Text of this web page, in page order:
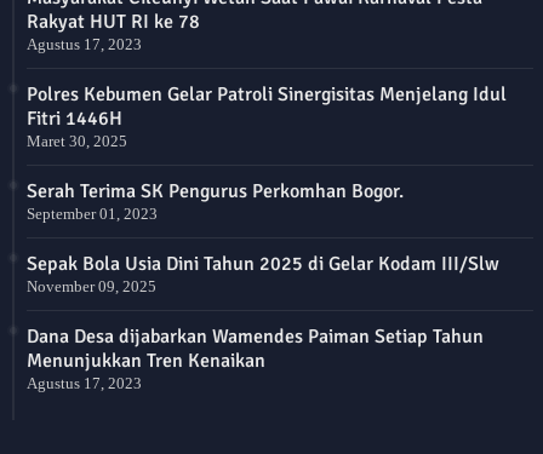
Rakyat HUT RI ke 78
Agustus 17, 2023
Polres Kebumen Gelar Patroli Sinergisitas Menjelang Idul
Fitri 1446H
Maret 30, 2025
Serah Terima SK Pengurus Perkomhan Bogor.
September 01, 2023
Sepak Bola Usia Dini Tahun 2025 di Gelar Kodam III/Slw
November 09, 2025
Dana Desa dijabarkan Wamendes Paiman Setiap Tahun
Menunjukkan Tren Kenaikan
Agustus 17, 2023